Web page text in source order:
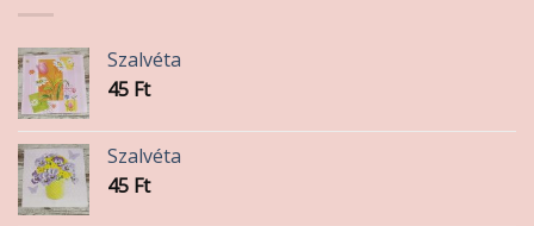
Szalvéta
45 Ft
Szalvéta
45 Ft